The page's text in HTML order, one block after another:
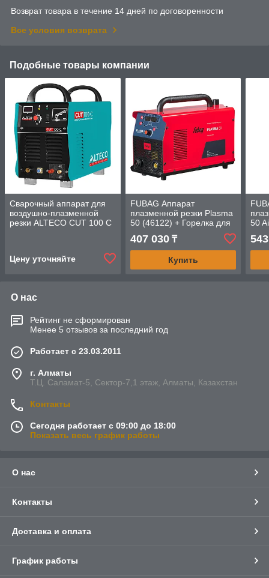
Возврат товара в течение 14 дней по договоренности
Все условия возврата
Подобные товары компании
Сварочный аппарат для
воздушно-плазменной
резки ALTECO CUT 100 C
Цену уточняйте
FUBAG Аппарат
плазменной резки Plasma
50 (46122) + Горелка для
плазмореза FB P60 6m
(38468)
407 030₸
Купить
50
P40
О нас
Рейтинг не сформирован
Менее 5 отзывов за последний год
Работает с 23.03.2011
г. Алматы
Т.Ц. Саламат-5, Cектор-7,1 этаж, Алматы, Казахстан
Контакты
Сегодня работает с 09:00 до 18:00
Показать весь график работы
О нас
Контакты
Доставка и оплата
График работы